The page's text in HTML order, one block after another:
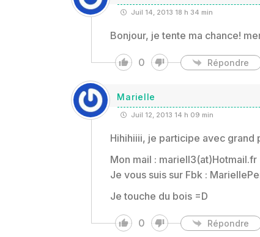
Juil 14, 2013 18 h 34 min
Bonjour, je tente ma chance!
0 Répondre
Marielle
Juil 12, 2013 14 h 09 min
Hihihiiii, je participe avec grand
Mon mail : mariell3(at)Hotmail.fr
Je vous suis sur Fbk :
Je touche du bois =D
0 Répondre